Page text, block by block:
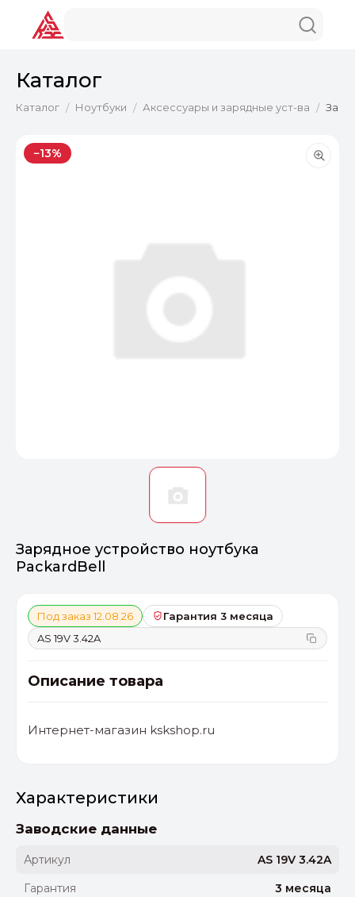
Каталог
Каталог / Ноутбуки / Аксессуары и зарядные уст-ва /
−13%
Зарядное устройство ноутбука
PackardBell
Под заказ 12.08.26
Гарантия 3 месяца
AS 19V 3.42A
Описание товара
Интернет-магазин kskshop.ru
Характеристики
Заводские данные
Артикул
AS 19V 3.42A
Гарантия
3 месяца